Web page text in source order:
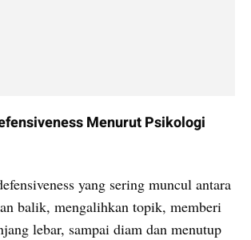
Menurut Psikologi
yang sering muncul antara
balik, mengalihkan topik, memberi
lebar, sampai diam dan menutup